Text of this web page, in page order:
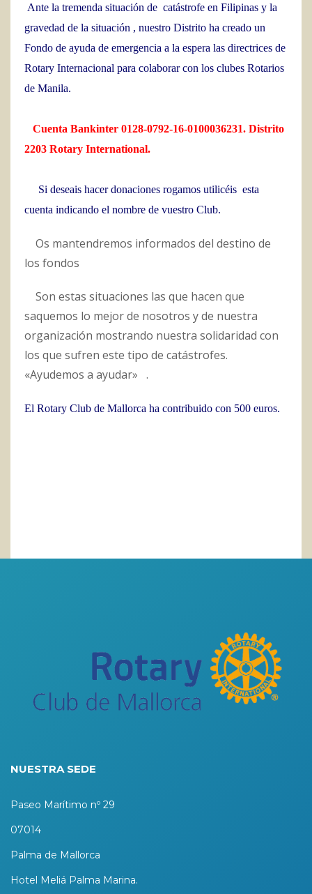
Ante la tremenda situación de catástrofe en Filipinas y la
gravedad de la situación , nuestro Distrito ha creado un
Fondo de ayuda de emergencia a la espera las directrices de
Rotary Internacional para colaborar con los clubes Rotarios
de Manila.
Cuenta Bankinter 0128-0792-16-0100036231. Distrito
2203 Rotary International.
Si deseais hacer donaciones rogamos utilicéis esta
cuenta indicando el nombre de vuestro Club.
Os mantendremos informados del destino de
los fondos
Son estas situaciones las que hacen que
saquemos lo mejor de nosotros y de nuestra
organización mostrando nuestra solidaridad con
los que sufren este tipo de catástrofes.
«Ayudemos a ayudar» .
El Rotary Club de Mallorca ha contribuido con 500 euros.
NUESTRA SEDE
Paseo Marítimo nº 29
07014
Palma de Mallorca
Hotel Meliá Palma Marina.